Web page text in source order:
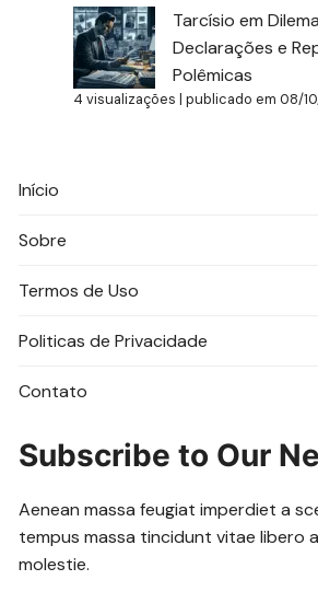
Tarcísio em
Declarações e
Polêmicas
4 visualizações |publicado em 08/
Início
Sobre
Termos de Uso
Politicas de Privacidade
Contato
Subscribe to Our
Aenean massa feugiat imperdiet a
tempus massa tincidunt vitae libero
molestie.